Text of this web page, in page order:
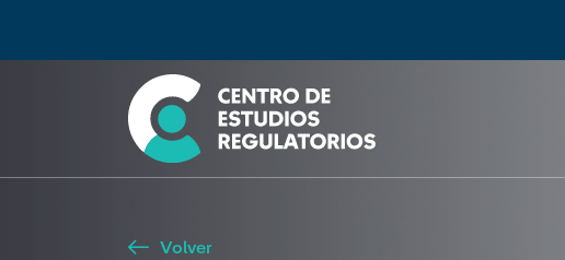
Seleccione país
Buscar
Volver